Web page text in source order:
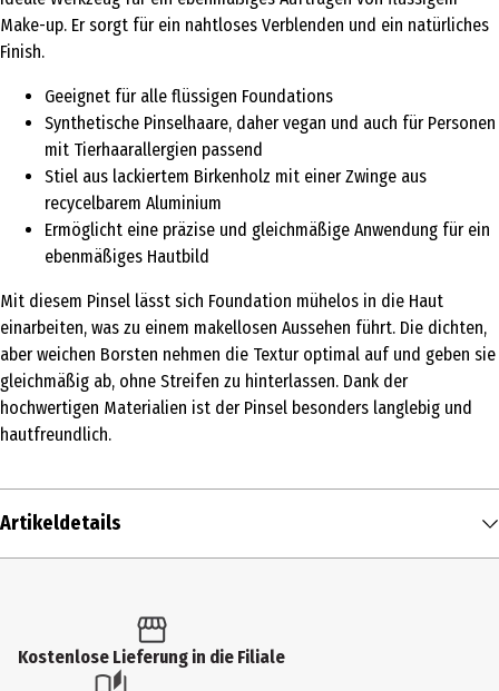
Make-up. Er sorgt für ein nahtloses Verblenden und ein natürliches
Finish.
Geeignet für alle flüssigen Foundations
Synthetische Pinselhaare, daher vegan und auch für Personen
mit Tierhaarallergien passend
Stiel aus lackiertem Birkenholz mit einer Zwinge aus
recycelbarem Aluminium
Ermöglicht eine präzise und gleichmäßige Anwendung für ein
ebenmäßiges Hautbild
Mit diesem Pinsel lässt sich Foundation mühelos in die Haut
einarbeiten, was zu einem makellosen Aussehen führt. Die dichten,
aber weichen Borsten nehmen die Textur optimal auf und geben sie
gleichmäßig ab, ohne Streifen zu hinterlassen. Dank der
hochwertigen Materialien ist der Pinsel besonders langlebig und
hautfreundlich.
Artikeldetails
Produkttyp
Kostenlose Lieferung in die Filiale